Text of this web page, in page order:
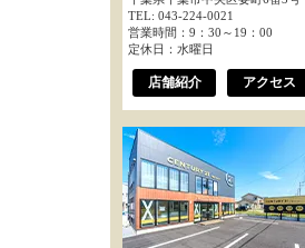
TEL: 043-224-0021
営業時間：9：30～19：00
定休日：水曜日
店舗紹介 アクセス